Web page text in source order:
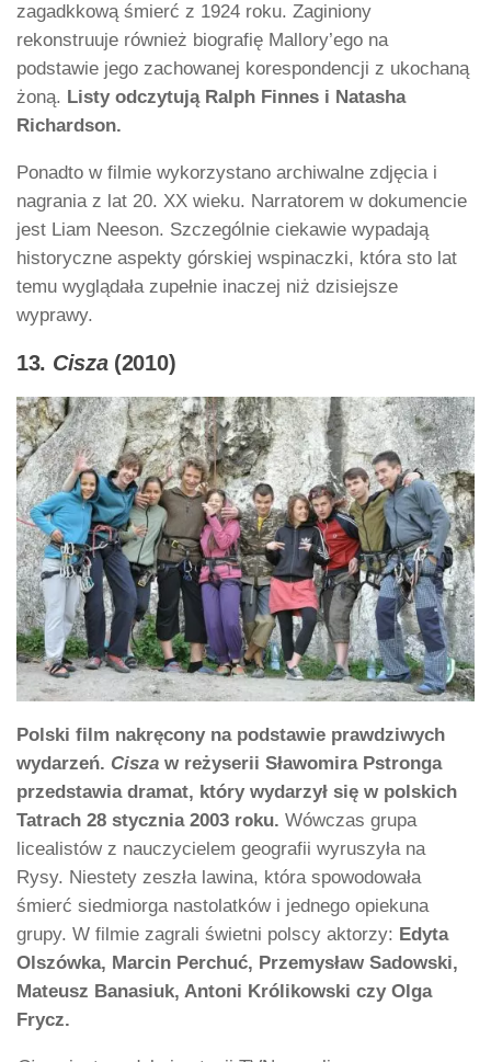
zagadkkową śmierć z 1924 roku. Zaginiony
rekonstruuje również biografię Mallory’ego na
podstawie jego zachowanej korespondencji z ukochaną
żoną. Listy odczytują Ralph Finnes i Natasha
Richardson.
Ponadto w filmie wykorzystano archiwalne zdjęcia i
nagrania z lat 20. XX wieku. Narratorem w dokumencie
jest Liam Neeson. Szczególnie ciekawie wypadają
historyczne aspekty górskiej wspinaczki, która sto lat
temu wyglądała zupełnie inaczej niż dzisiejsze
wyprawy.
13. Cisza(2010)
Polski film nakręcony na podstawie prawdziwych
wydarzeń. Cisza w reżyserii Sławomira Pstronga
przedstawia dramat, który wydarzył się w polskich
Tatrach 28 stycznia 2003 roku. Wówczas grupa
licealistów z nauczycielem geografii wyruszyła na
Rysy. Niestety zeszła lawina, która spowodowała
śmierć siedmiorga nastolatków i jednego opiekuna
grupy. W filmie zagrali świetni polscy aktorzy: Edyta
Olszówka, Marcin Perchuć, Przemysław Sadowski,
Mateusz Banasiuk, Antoni Królikowski czy Olga
Frycz.